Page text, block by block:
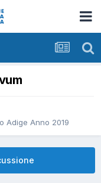
Adige Anno 2019